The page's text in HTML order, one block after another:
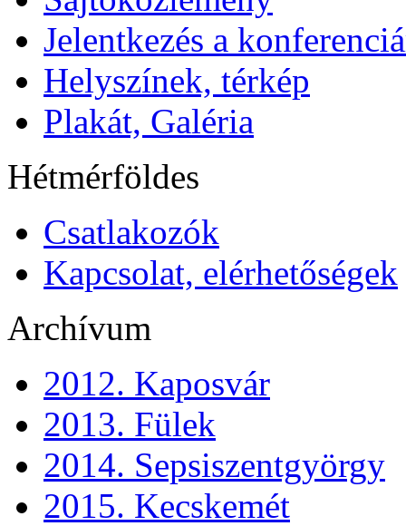
Jelentkezés a
Helyszínek, térkép
Plakát, Galéria
Hétmérföldes
Csatlakozók
Kapcsolat, elérhetőségek
Archívum
2012. Kaposvár
2013. Fülek
2014. Sepsiszentgyörgy
2015. Kecskemét